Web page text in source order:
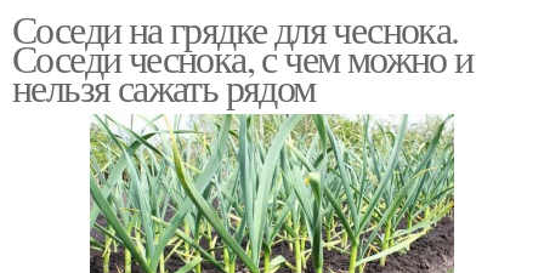
Соседи на грядке для чеснока.
Соседи чеснока, с чем можно и
нельзя сажать рядом